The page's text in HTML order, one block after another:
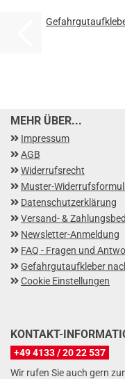
MEHR ÜBER...
Impressum
AGB
Widerrufsrecht
Muster-
Datenschutzerklärung
Versand- &
Newsletter-Anmeldung
FAQ - Fragen und
Gefahrgutaufkleber
Cookie Einstellungen
KONTAKT-
+49 4133 / 20 22 537
Wir rufen Sie auch gern